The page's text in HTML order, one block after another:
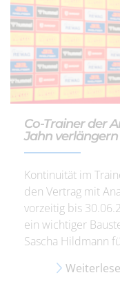
Co-Trainer der
Jahn
Kontinuität im
den Vertrag mit
vorzeitig bis
ein wichtiger
Sascha Hildmann